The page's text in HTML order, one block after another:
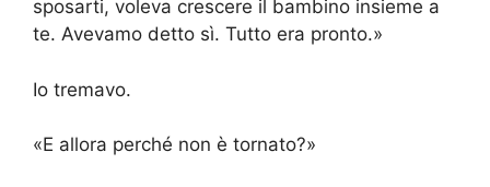
sposarti, voleva crescere il bambino insieme a
te. Avevamo detto sì. Tutto era pronto.»
Io tremavo.
«E allora perché non è tornato?»